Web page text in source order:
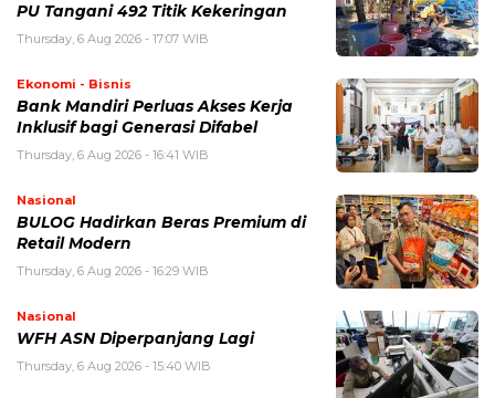
PU Tangani 492 Titik Kekeringan
Thursday, 6 Aug 2026 - 17:07 WIB
Ekonomi - Bisnis
Bank Mandiri Perluas Akses Kerja
Inklusif bagi Generasi Difabel
Thursday, 6 Aug 2026 - 16:41 WIB
Nasional
BULOG Hadirkan Beras Premium di
Retail Modern
Thursday, 6 Aug 2026 - 16:29 WIB
Nasional
WFH ASN Diperpanjang Lagi
Thursday, 6 Aug 2026 - 15:40 WIB